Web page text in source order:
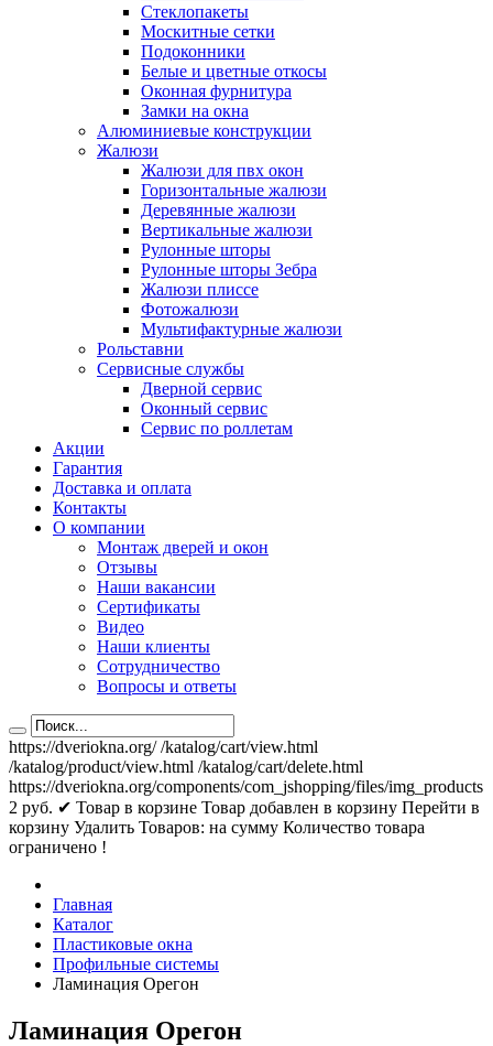
Стеклопакеты
Москитные сетки
Подоконники
Белые и цветные откосы
Оконная фурнитура
Замки на окна
Алюминиевые конструкции
Жалюзи
Жалюзи для пвх окон
Горизонтальные жалюзи
Деревянные жалюзи
Вертикальные жалюзи
Рулонные шторы
Рулонные шторы Зебра
Жалюзи плиссе
Фотожалюзи
Мультифактурные жалюзи
Рольставни
Сервисные службы
Дверной сервис
Оконный сервис
Сервис по роллетам
Акции
Гарантия
Доставка и оплата
Контакты
О компании
Монтаж дверей и окон
Отзывы
Наши вакансии
Сертификаты
Видео
Наши клиенты
Сотрудничество
Вопросы и ответы
https://dveriokna.org/ /katalog/cart/view.html
/katalog/product/view.html /katalog/cart/delete.html
https://dveriokna.org/components/com_jshopping/files/img_products
2 руб. ✔ Товар в корзине Товар добавлен в корзину Перейти в
корзину Удалить Товаров: на сумму Количество товара
ограничено !
Главная
Каталог
Пластиковые окна
Профильные системы
Ламинация Орегон
Ламинация Орегон